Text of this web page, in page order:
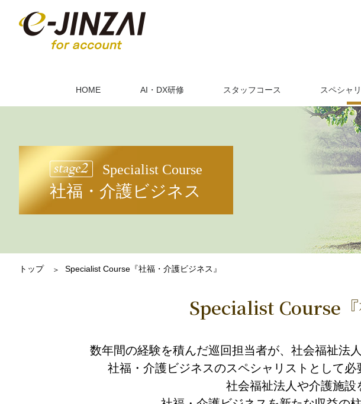
HOME AI・DX研修 スタッフコース スペシャ
Specialist Course
社福・介護ビジネス
トップ Specialist Course『社福・介護ビジネス』
Specialist Course
数年間の経験を積んだ巡回担当者が、社会福祉法
社福・介護ビジネスのスペシャリストとして
社会福祉法人や介護施設